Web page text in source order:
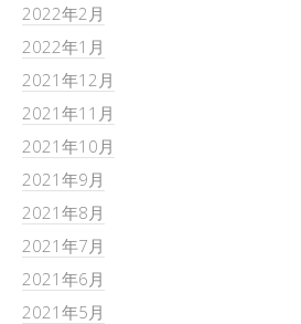
2022年2月
2022年1月
2021年12月
2021年11月
2021年10月
2021年9月
2021年8月
2021年7月
2021年6月
2021年5月